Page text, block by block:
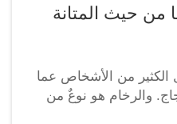
من حيث المتانة
الكثير من الأشخاص عما
والرخام هو نوعٌ من
المباني والمنحوتات منذ